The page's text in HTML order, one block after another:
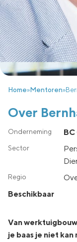
Home»Mentoren»
Over
Beschikbaar
Van
je baas je niet